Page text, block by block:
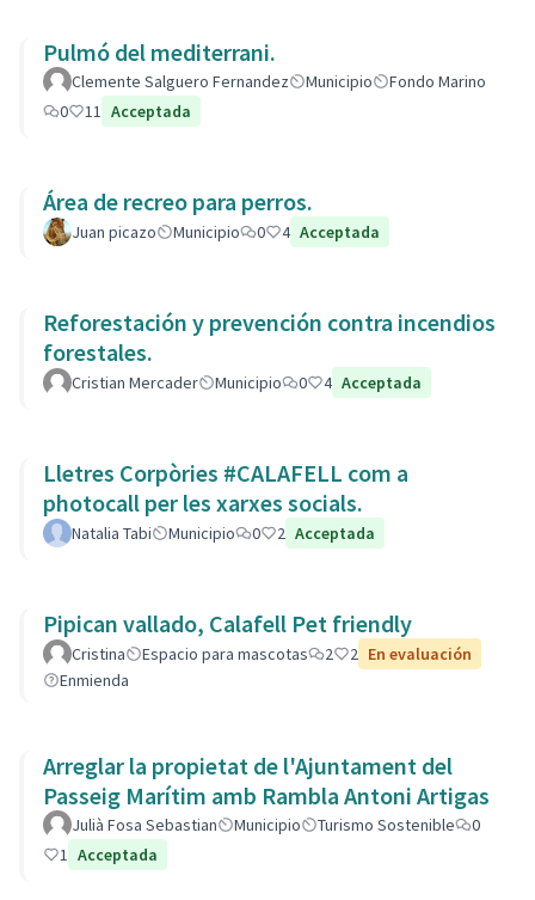
Pulmó del mediterrani.
Clemente Salguero Fernandez Municipio
Fondo Marino
0
11 Acceptada
Área de recreo para perros.
Juan picazo Municipio 0 4 Acceptada
Reforestación y prevención contra incendios
forestales.
Cristian Mercader Municipio 0 4 Acceptada
Lletres Corpòries #CALAFELL com a
photocall per les xarxes socials.
Natalia Tabi Municipio 0 2 Acceptada
Pipican vallado, Calafell Pet friendly
Cristina Espacio para mascotas 2 2 En evaluación
Enmienda
Arreglar la propietat de l'Ajuntament del
Passeig Marítim amb Rambla Antoni Artigas
Julià Fosa Sebastian Municipio Turismo Sostenible
0
1 Acceptada